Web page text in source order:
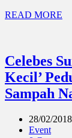
READ MORE
Celebes
Kecil’
Sampah
28/02/2018
Event